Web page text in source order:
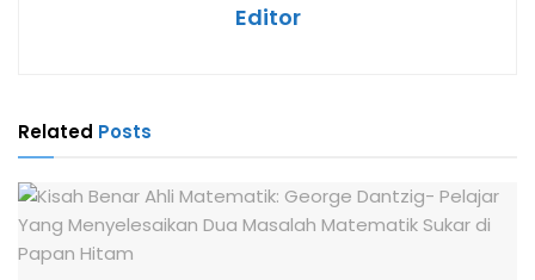
Editor
Related Posts